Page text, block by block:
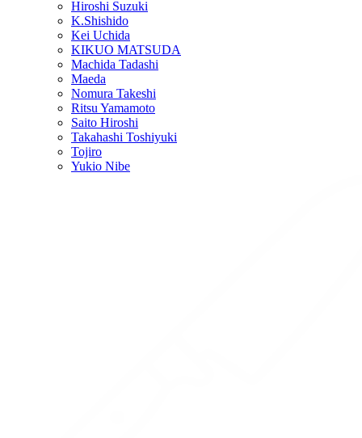
Hiroshi Suzuki
K.Shishido
Kei Uchida
KIKUO MATSUDA
Machida Tadashi
Maeda
Nomura Takeshi
Ritsu Yamamoto
Saito Hiroshi
Takahashi Toshiyuki
Tojiro
Yukio Nibe